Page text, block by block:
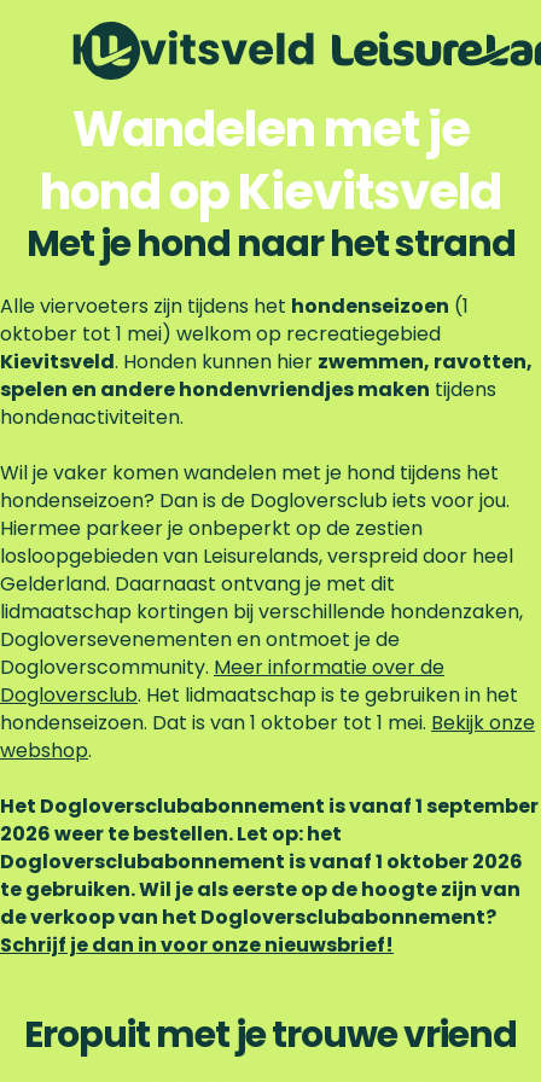
a
n
a
a
r
d
h
o
m
e
p
g
e
Wandelen met je
hond op Kievitsveld
Meer informatie over de Dogloversclub
o
m
a
t
i
e
v
e
r
d
e
D
o
g
l
o
v
r
s
c
l
u
b
Met je hond naar het strand
Alle viervoeters zijn tijdens het hondenseizoen (1
oktober tot 1 mei) welkom op recreatiegebied
Kievitsveld. Honden kunnen hier zwemmen, ravotten,
spelen en andere hondenvriendjes maken tijdens
hondenactiviteiten.
Wil je vaker komen wandelen met je hond tijdens het
hondenseizoen? Dan is de Dogloversclub iets voor jou.
Hiermee parkeer je onbeperkt op de zestien
losloopgebieden van Leisurelands, verspreid door heel
Gelderland. Daarnaast ontvang je met dit
lidmaatschap kortingen bij verschillende hondenzaken,
Dogloversevenementen en ontmoet je de
Dogloverscommunity. Meer informatie over de
Dogloversclub. Het lidmaatschap is te gebruiken in het
hondenseizoen. Dat is van 1 oktober tot 1 mei. Bekijk onze
webshop.
Het Dogloversclubabonnement is vanaf 1 september
2026 weer te bestellen. Let op: het
Dogloversclubabonnement is vanaf 1 oktober 2026
te gebruiken. Wil je als eerste op de hoogte zijn van
de verkoop van het Dogloversclubabonnement?
Schrijf je dan in voor onze nieuwsbrief!
Eropuit met je trouwe vriend